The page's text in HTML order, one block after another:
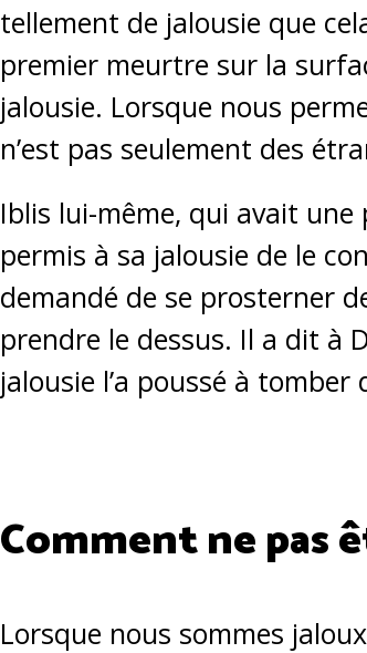
tellement de jalousie que
premier meurtre sur la
jalousie. Lorsque nous
n’est pas seulement des
Iblis lui-même, qui avait une
permis à sa jalousie de le
demandé de se prosterner
prendre le dessus. Il a dit à
jalousie l’a poussé à tomber
Comment ne pas
Lorsque nous sommes